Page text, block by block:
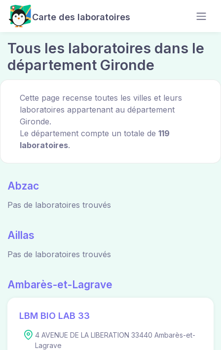
Carte des laboratoires
Tous les laboratoires dans le
département Gironde
Cette page recense toutes les villes et leurs
laboratoires appartenant au département
Gironde.
Le département compte un totale de 119
laboratoires.
Abzac
Pas de laboratoires trouvés
Aillas
Pas de laboratoires trouvés
Ambarès-et-Lagrave
LBM BIO LAB 33
4 AVENUE DE LA LIBERATION 33440 Ambarès-et-
Lagrave